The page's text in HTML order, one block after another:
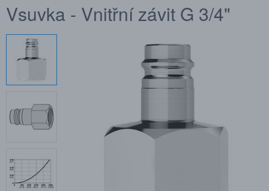
Vsuvka - Vnitřní závit G 3/4"